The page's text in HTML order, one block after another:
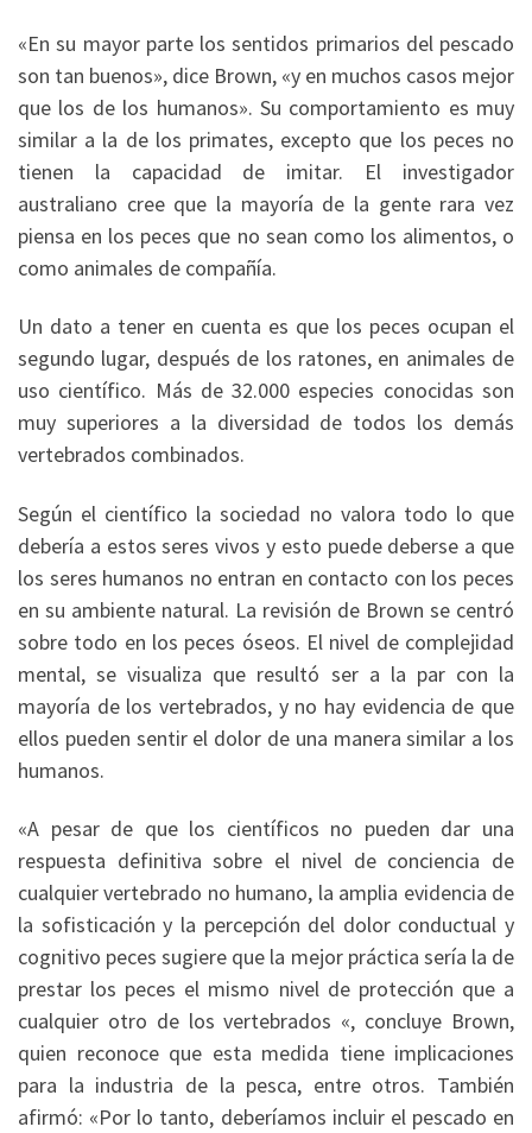
«En su mayor parte los sentidos primarios del pescado
son tan buenos», dice Brown, «y en muchos casos mejor
que los de los humanos». Su comportamiento es muy
similar a la de los primates, excepto que los peces no
tienen la capacidad de imitar. El investigador
australiano cree que la mayoría de la gente rara vez
piensa en los peces que no sean como los alimentos, o
como animales de compañía.
Un dato a tener en cuenta es que los peces ocupan el
segundo lugar, después de los ratones, en animales de
uso científico. Más de 32.000 especies conocidas son
muy superiores a la diversidad de todos los demás
vertebrados combinados.
Según el científico la sociedad no valora todo lo que
debería a estos seres vivos y esto puede deberse a que
los seres humanos no entran en contacto con los peces
en su ambiente natural. La revisión de Brown se centró
sobre todo en los peces óseos. El nivel de complejidad
mental, se visualiza que resultó ser a la par con la
mayoría de los vertebrados, y no hay evidencia de que
ellos pueden sentir el dolor de una manera similar a los
humanos.
«A pesar de que los científicos no pueden dar una
respuesta definitiva sobre el nivel de conciencia de
cualquier vertebrado no humano, la amplia evidencia de
la sofisticación y la percepción del dolor conductual y
cognitivo peces sugiere que la mejor práctica sería la de
prestar los peces el mismo nivel de protección que a
cualquier otro de los vertebrados «, concluye Brown,
quien reconoce que esta medida tiene implicaciones
para la industria de la pesca, entre otros. También
afirmó: «Por lo tanto, deberíamos incluir el pescado en